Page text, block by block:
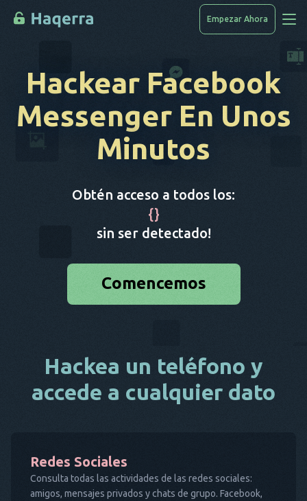
Accede A Los Datos
Cómo Piratear
Lista De Dispositivos
PREGUNTAS FRECUENTES
Empezar Ahora
Hackear Facebook
Messenger En Unos
Minutos
Obtén acceso a todos los:
{}
sin ser detectado!
Comencemos
Hackea un teléfono y
accede a cualquier dato
Redes Sociales
Consulta todas las actividades de las redes sociales:
amigos, mensajes privados y chats de grupo. Facebook,